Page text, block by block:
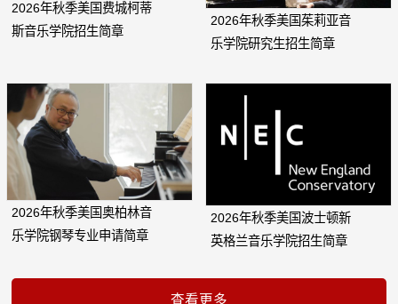
2026年秋季美国费城柯蒂
斯音乐学院招生简章
2026年秋季美国茱莉亚音
乐学院研究生招生简章
2026年秋季美国奥柏林音
乐学院钢琴专业申请简章
2026年秋季美国波士顿新
英格兰音乐学院招生简章